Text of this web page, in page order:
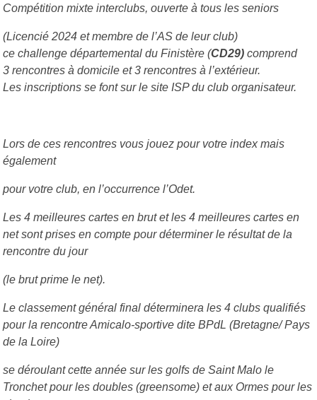
Compétition mixte interclubs, ouverte à tous les seniors
(Licencié 2024 et membre de l’AS de leur club)
ce challenge départemental du Finistère (CD29) comprend
3 rencontres à domicile et 3 rencontres à l’extérieur.
Les inscriptions se font sur le site ISP du club organisateur.
Lors de ces rencontres vous jouez pour votre index mais
également
pour votre club, en l’occurrence l’Odet.
Les 4 meilleures cartes en brut et les 4 meilleures cartes en
net sont prises en compte pour déterminer le résultat de la
rencontre du jour
(le brut prime le net).
Le classement général final déterminera les 4 clubs qualifiés
pour la rencontre Amicalo-sportive dite BPdL (Bretagne/ Pays
de la Loire)
se déroulant cette année sur les golfs de Saint Malo le
Tronchet pour les doubles (greensome) et aux Ormes pour les